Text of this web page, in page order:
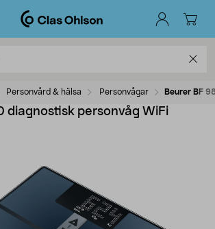
Personvård & hälsa Personvågar Beurer BF
diagnostisk personvåg WiFi